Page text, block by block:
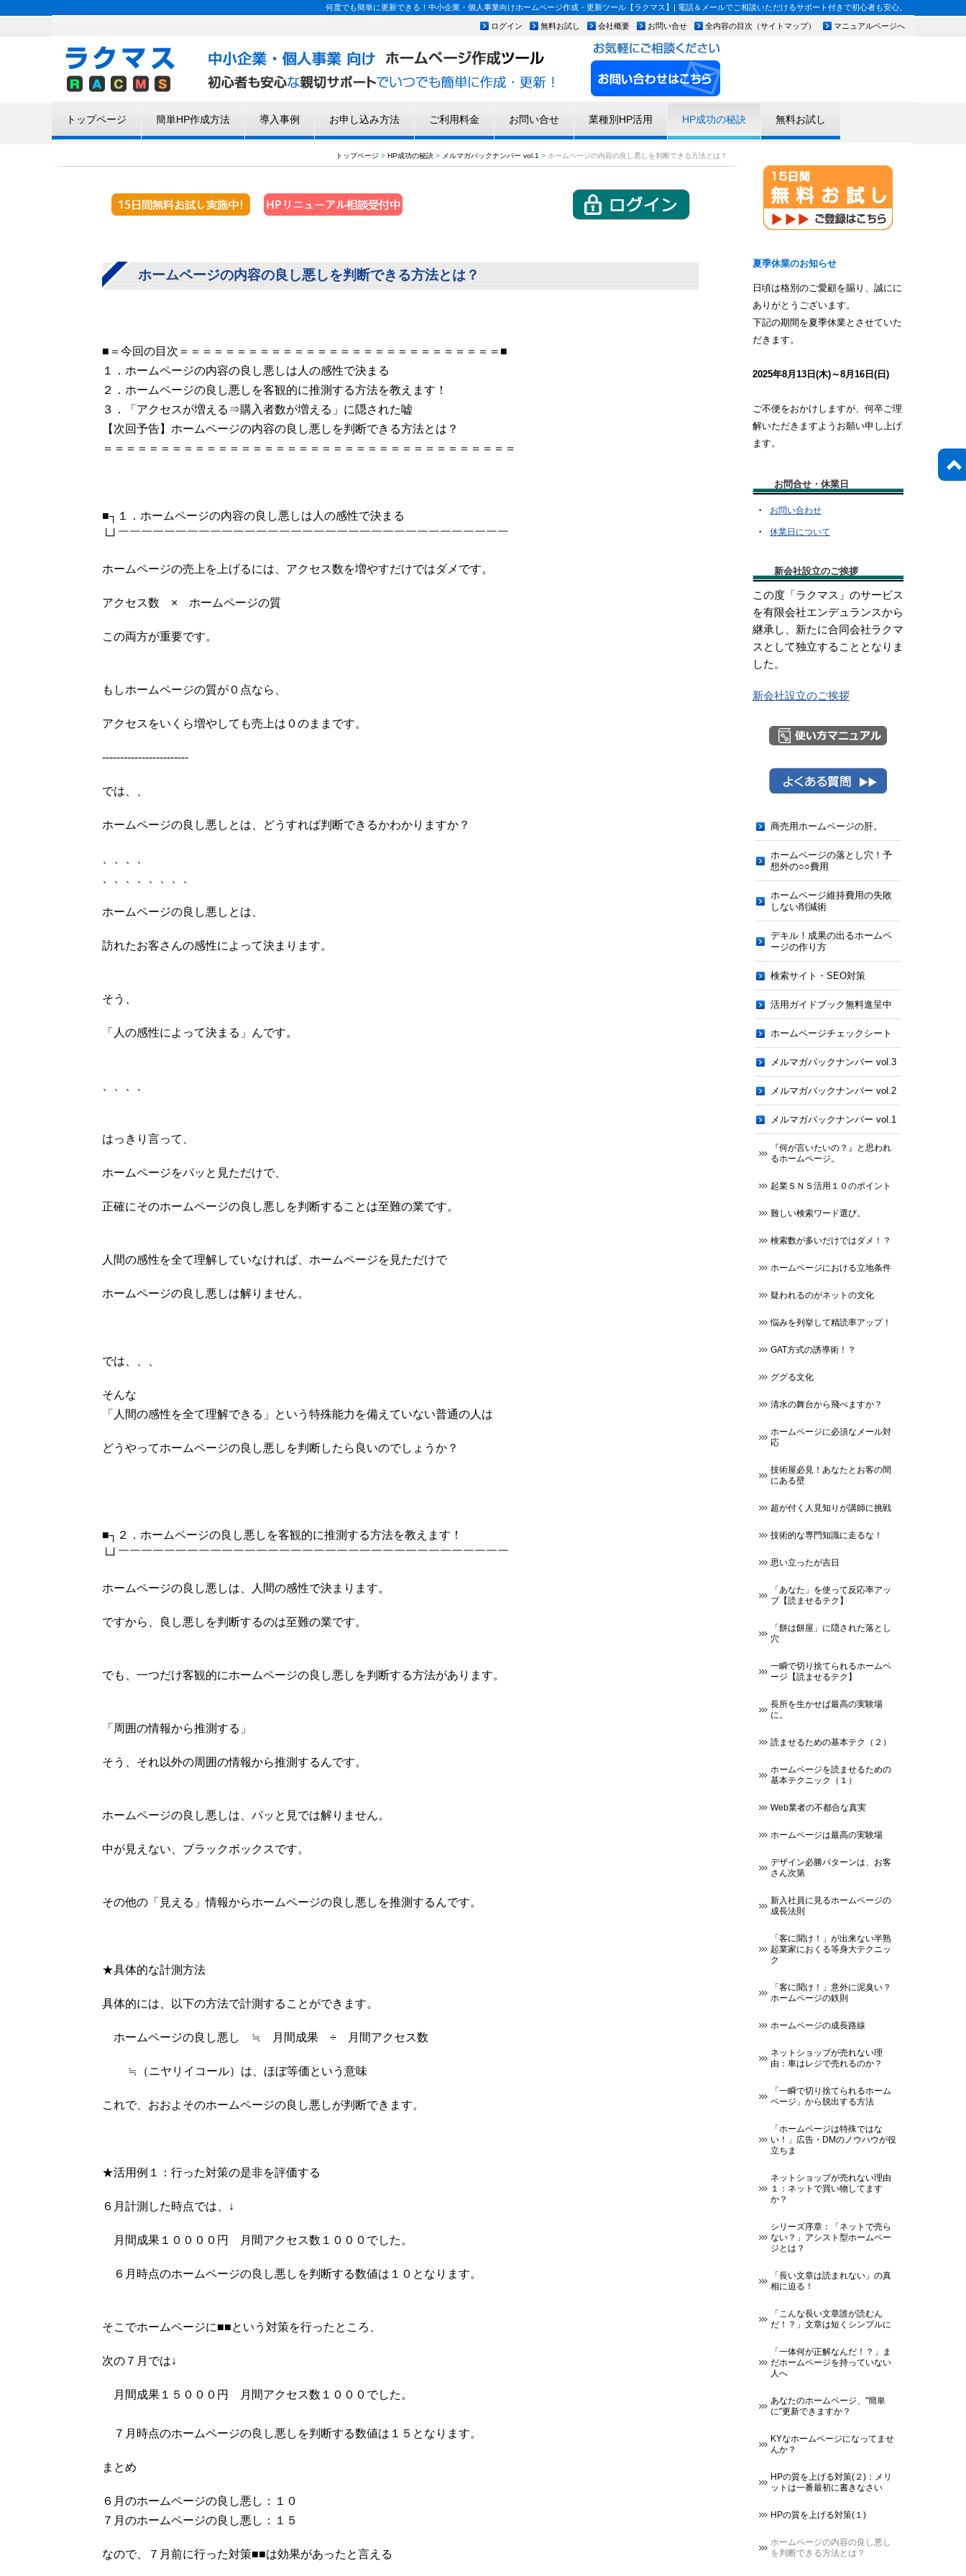
何度でも簡単に更新できる！中小企業・個人事業向けホームページ作成・更新ツール【ラクマス】| 電話＆メールでご相談いただけるサポート付きで初心者も安心。
ログイン 無料お試し 会社概要 お問い合せ 全内容の目次（サイトマップ） マニュアルページへ
トップページ 簡単HP作成方法 導入事例 お申し込み方法 ご利用料金 お問い合せ 業種別HP活用 HP成功の秘訣 無料お試し
トップページ > HP成功の秘訣 > メルマガバックナンバー vol.1 > ホームページの内容の良し悪しを判断できる方法とは？
ホームページの内容の良し悪しを判断できる方法とは？
■＝今回の目次＝＝＝＝＝＝＝＝＝＝＝＝＝＝＝＝＝＝＝＝＝＝＝＝＝＝＝＝■
１．ホームページの内容の良し悪しは人の感性で決まる
２．ホームページの良し悪しを客観的に推測する方法を教えます！
３．「アクセスが増える⇒購入者数が増える」に隠された嘘
【次回予告】ホームページの内容の良し悪しを判断できる方法とは？
＝＝＝＝＝＝＝＝＝＝＝＝＝＝＝＝＝＝＝＝＝＝＝＝＝＝＝＝＝＝＝＝＝＝＝＝
■┐１．ホームページの内容の良し悪しは人の感性で決まる
└┘￣￣￣￣￣￣￣￣￣￣￣￣￣￣￣￣￣￣￣￣￣￣￣￣￣￣￣￣￣￣￣￣￣￣
ホームページの売上を上げるには、アクセス数を増やすだけではダメです。
アクセス数 × ホームページの質
この両方が重要です。
もしホームページの質が０点なら、
アクセスをいくら増やしても売上は０のままです。
------------------------
では、、
ホームページの良し悪しとは、どうすれば判断できるかわかりますか？
ホームページの良し悪しとは、
訪れたお客さんの感性によって決まります。
そう、
「人の感性によって決まる」んです。
はっきり言って、
ホームページをパッと見ただけで、
正確にそのホームページの良し悪しを判断することは至難の業です。
人間の感性を全て理解していなければ、ホームページを見ただけで
ホームページの良し悪しは解りません。
では、、、
そんな
「人間の感性を全て理解できる」という特殊能力を備えていない普通の人は
どうやってホームページの良し悪しを判断したら良いのでしょうか？
■┐２．ホームページの良し悪しを客観的に推測する方法を教えます！
└┘￣￣￣￣￣￣￣￣￣￣￣￣￣￣￣￣￣￣￣￣￣￣￣￣￣￣￣￣￣￣￣￣￣￣
ホームページの良し悪しは、人間の感性で決まります。
ですから、良し悪しを判断するのは至難の業です。
でも、一つだけ客観的にホームページの良し悪しを判断する方法があります。
「周囲の情報から推測する」
そう、それ以外の周囲の情報から推測するんです。
ホームページの良し悪しは、パッと見では解りません。
中が見えない、ブラックボックスです。
その他の「見える」情報からホームページの良し悪しを推測するんです。
★具体的な計測方法
具体的には、以下の方法で計測することができます。
ホームページの良し悪し ≒ 月間成果 ÷ 月間アクセス数
≒（ニヤリイコール）は、ほぼ等価という意味
これで、おおよそのホームページの良し悪しが判断できます。
★活用例１：行った対策の是非を評価する
６月計測した時点では、↓
月間成果１００００円 月間アクセス数１０００でした。
６月時点のホームページの良し悪しを判断する数値は１０となります。
そこでホームページに■■という対策を行ったところ、
次の７月では↓
月間成果１５０００円 月間アクセス数１０００でした。
７月時点のホームページの良し悪しを判断する数値は１５となります。
まとめ
６月のホームページの良し悪し：１０
７月のホームページの良し悪し：１５
なので、７月前に行った対策■■は効果があったと言える
夏季休業のお知らせ
日頃は格別のご愛顧を賜り、誠にに
ありがとうございます。
下記の期間を夏季休業とさせていた
だきます。
2025年8月13日(木)～8月16日(日)
ご不便をおかけしますが、何卒ご理
解いただきますようお願い申し上げ
ます。
お問合せ・休業日
・ お問い合わせ
・ 休業日について
新会社設立のご挨拶
この度「ラクマス」のサービス
を有限会社エンデュランスから
継承し、新たに合同会社ラクマ
スとして独立することとなりま
した。
新会社設立のご挨拶
商売用ホームページの肝。
ホームページの落とし穴！予
想外の○○費用
ホームページ維持費用の失敗
しない削減術
デキル！成果の出るホームペ
ージの作り方
検索サイト・SEO対策
活用ガイドブック無料進呈中
ホームページチェックシート
メルマガバックナンバー vol.3
メルマガバックナンバー vol.2
メルマガバックナンバー vol.1
『何が言いたいの？』と思われ
るホームページ。
起業ＳＮＳ活用１０のポイント
難しい検索ワード選び。
検索数が多いだけではダメ！？
ホームページにおける立地条件
疑われるのがネットの文化
悩みを列挙して精読率アップ！
GAT方式の誘導術！？
ググる文化
清水の舞台から飛べますか？
ホームページに必須なメール対
応
技術屋必見！あなたとお客の間
にある壁
超が付く人見知りが講師に挑戦
技術的な専門知識に走るな！
思い立ったが吉日
「あなた」を使って反応率アッ
プ【読ませるテク】
「餅は餅屋」に隠された落とし
穴
一瞬で切り捨てられるホームペ
ージ【読ませるテク】
長所を生かせば最高の実験場
に。
読ませるための基本テク（２）
ホームページを読ませるための
基本テクニック（１）
Web業者の不都合な真実
ホームページは最高の実験場
デザイン必勝パターンは、お客
さん次第
新入社員に見るホームページの
成長法則
「客に聞け！」が出来ない半熟
起業家におくる等身大テクニッ
ク
「客に聞け！」意外に泥臭い？
ホームページの鉄則
ホームページの成長路線
ネットショップが売れない理
由：車はレジで売れるのか？
「一瞬で切り捨てられるホーム
ページ」から脱出する方法
「ホームページは特殊ではな
い！」広告・DMのノウハウが役
立ちま
ネットショップが売れない理由
１：ネットで買い物してます
か？
シリーズ序章：「ネットで売ら
ない？」アシスト型ホームペー
ジとは？
「長い文章は読まれない」の真
相に迫る！
「こんな長い文章誰が読むん
だ！？」文章は短くシンプルに
「一体何が正解なんだ！？」ま
だホームページを持っていない
人へ
あなたのホームページ、"簡単
に"更新できますか？
KYなホームページになってませ
んか？
HPの質を上げる対策(２)：メリ
ットは一番最初に書きなさい
HPの質を上げる対策(１)
ホームページの内容の良し悪し
を判断できる方法とは？